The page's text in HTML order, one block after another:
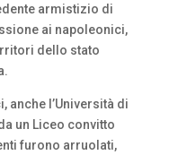
armistizio di
ai napoleonici,
dello stato
anche l’Università di
un Liceo convitto
furono arruolati,